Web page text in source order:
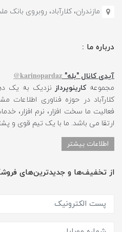
مازندران، کلارآباد، روبروی
درباره ما :
آیدی کانال "بله" karinopardaz@
مجموعهکارینوپرداز نزدیک به یک
کلارآباد در حوزه فناوری
فعالیت ما سخت افزار، نرم افزار،
ارتقا می باشد. ما با یک تیم قوی و
اطلاعات بیشتر
از تخفیف‌ها و جدیدترین‌های